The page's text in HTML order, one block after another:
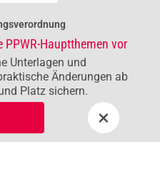
PPWR-Hauptthemen vor
Unterlagen und
Änderungen ab
Platz sichern.
×